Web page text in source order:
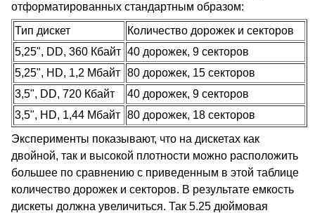
отформатированных стандартным образом:
Тип дискет
Количество дорожек и секторов
5,25", DD, 360 Кбайт 40 дорожек, 9 секторов
5,25", HD, 1,2 Мбайт 80 дорожек, 15 секторов
3,5", DD, 720 Кбайт
40 дорожек, 9 секторов
3,5", HD, 1,44 Мбайт 80 дорожек, 18 секторов
Эксперименты показывают, что на дискетах как
двойной, так и высокой плотности можно расположить
большее по сравнению с приведенным в этой таблице
количество дорожек и секторов. В результате емкость
дискеты должна увеличиться. Так 5.25 дюймовая